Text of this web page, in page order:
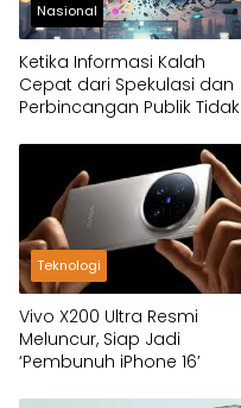
Nasional
Ketika Informasi Kalah
Cepat dari Spekulasi dan
Perbincangan Publik Tidak
Teknologi
Vivo X200 Ultra Resmi
Meluncur, Siap Jadi
‘Pembunuh iPhone 16’